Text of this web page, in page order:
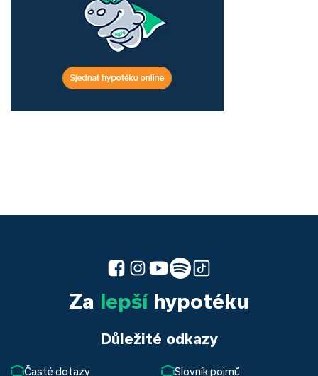
Za lepšíhypotéku
Důležité odkazy
Časté dotazy
Slovník pojmů